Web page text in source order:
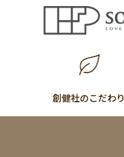
創健社のこだわり